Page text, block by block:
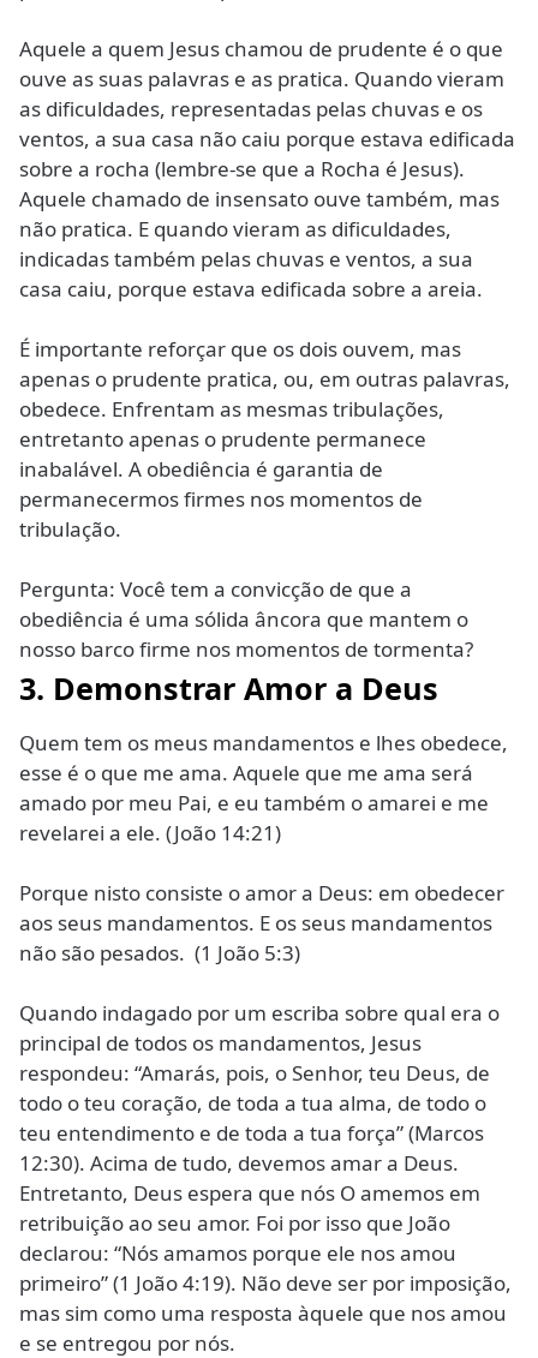
Aquele a quem Jesus chamou de prudente é o que
ouve as suas palavras e as pratica. Quando vieram
as dificuldades, representadas pelas chuvas e os
ventos, a sua casa não caiu porque estava edificada
sobre a rocha (lembre-se que a Rocha é Jesus).
Aquele chamado de insensato ouve também, mas
não pratica. E quando vieram as dificuldades,
indicadas também pelas chuvas e ventos, a sua
casa caiu, porque estava edificada sobre a areia.
É importante reforçar que os dois ouvem, mas
apenas o prudente pratica, ou, em outras palavras,
obedece. Enfrentam as mesmas tribulações,
entretanto apenas o prudente permanece
inabalável. A obediência é garantia de
permanecermos firmes nos momentos de
tribulação.
Pergunta: Você tem a convicção de que a
obediência é uma sólida âncora que mantem o
nosso barco firme nos momentos de tormenta?
3. Demonstrar Amor a Deus
Quem tem os meus mandamentos e lhes obedece,
esse é o que me ama. Aquele que me ama será
amado por meu Pai, e eu também o amarei e me
revelarei a ele. (João 14:21)
Porque nisto consiste o amor a Deus: em obedecer
aos seus mandamentos. E os seus mandamentos
não são pesados. (1 João 5:3)
Quando indagado por um escriba sobre qual era o
principal de todos os mandamentos, Jesus
respondeu: “Amarás, pois, o Senhor, teu Deus, de
todo o teu coração, de toda a tua alma, de todo o
teu entendimento e de toda a tua força” (Marcos
12:30). Acima de tudo, devemos amar a Deus.
Entretanto, Deus espera que nós O amemos em
retribuição ao seu amor. Foi por isso que João
declarou: “Nós amamos porque ele nos amou
primeiro” (1 João 4:19). Não deve ser por imposição,
mas sim como uma resposta àquele que nos amou
e se entregou por nós.